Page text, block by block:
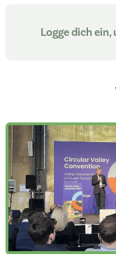
Logge dich